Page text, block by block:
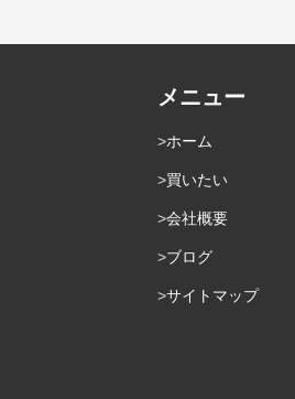
メニュー
ホーム
買いたい
会社概要
ブログ
サイトマップ